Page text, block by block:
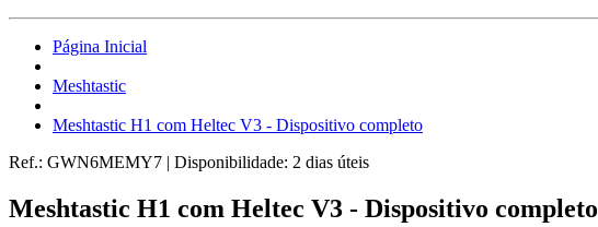
Página Inicial
Meshtastic
Meshtastic H1 com Heltec V3 - Dispositivo completo
Ref.: GWN6MEMY7 | Disponibilidade: 2 dias úteis
Meshtastic H1 com Heltec V3 - Dispositivo completo